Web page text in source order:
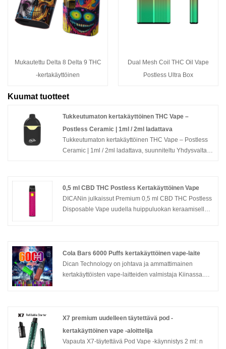
Mukautettu Delta 8 Delta 9 THC
-kertakäyttöinen
Dual Mesh Coil THC Oil Vape
Postless Ultra Box
Kuumat tuotteet
Tukkeutumaton kertakäyttöinen THC Vape –
Postless Ceramic | 1ml / 2ml ladattava
Tukkeutumaton kertakäyttöinen THC Vape – Postless
Ceramic | 1ml / 2ml ladattava, suunniteltu Yhdysvaltain
terpeenimaun ilman tukkeutumista tai vuotamista.
Yhteensopiva korkeaviskositeettisten öljyjen kanssa,
mukaan lukien THCA, Live Resin, Live Rosin ja Delta-
projekteihin.
0,5 ml CBD THC Postless Kertakäyttöinen Vape
DICANin julkaissut Premium 0,5 ml CBD THC Postless
Disposable Vape uudella huippuluokan keraamisella
kokenut.
Cola Bars 6000 Puffs kertakäyttöinen vape-laite
Dican Technology on johtava ja ammattimainen
kertakäyttöisten vape-laitteiden valmistaja Kiinassa.
Tervetuloa ottamaan yhteyttä näytteitä ja lisätietoja
varten.
X7 premium uudelleen täytettävä pod -
kertakäyttöinen vape -aloittelija
Vapauta X7-täytettävä Pod Vape -käynnistys 2 ml: n